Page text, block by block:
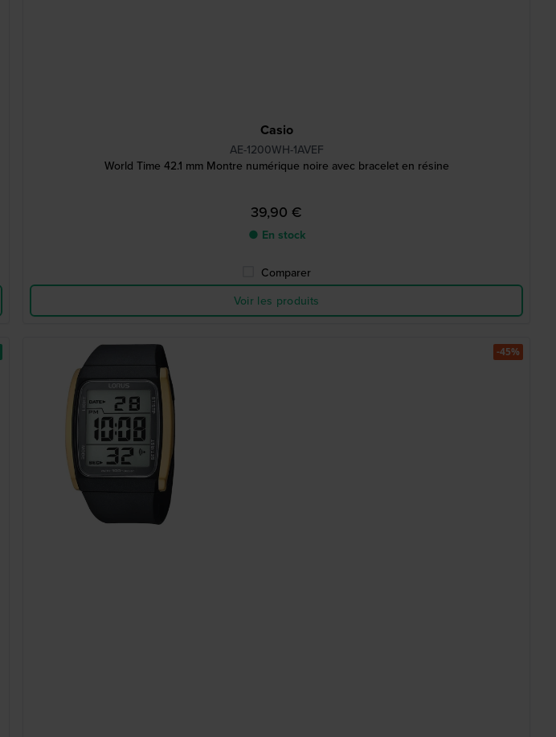
Casio
AE-1200WH-1AVEF
World Time 42.1 mm Montre numérique noire avec bracelet en résine
39,90 €
● En stock
Comparer
Voir les produits
-45%